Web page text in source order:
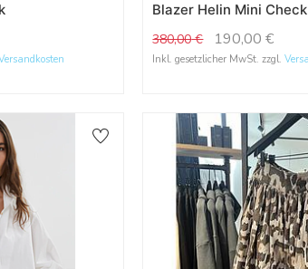
Blazer Helin Mini Check
380,00€ 190,00 €
Inkl. gesetzlicher MwSt. zzgl.